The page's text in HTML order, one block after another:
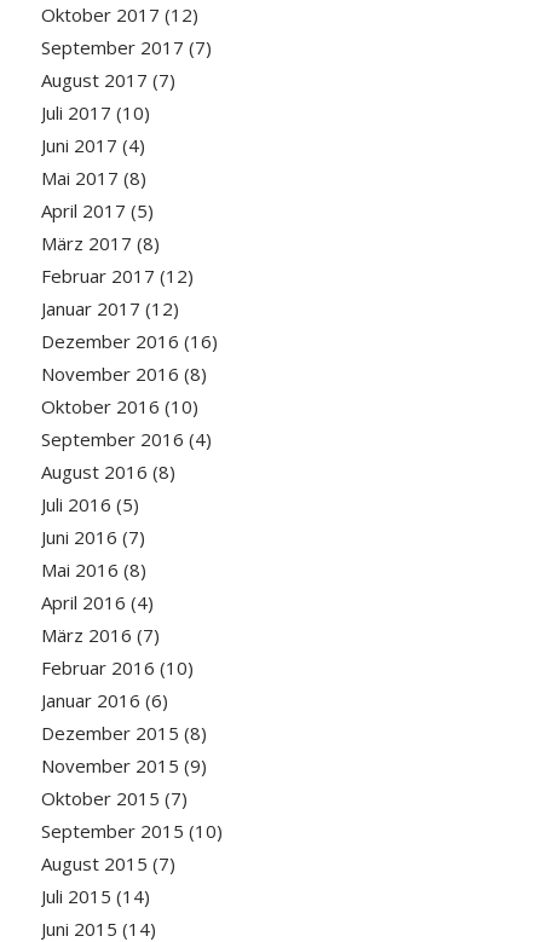
Oktober 2017 (12)
September 2017 (7)
August 2017 (7)
Juli 2017 (10)
Juni 2017 (4)
Mai 2017 (8)
April 2017 (5)
März 2017 (8)
Februar 2017 (12)
Januar 2017 (12)
Dezember 2016 (16)
November 2016 (8)
Oktober 2016 (10)
September 2016 (4)
August 2016 (8)
Juli 2016 (5)
Juni 2016 (7)
Mai 2016 (8)
April 2016 (4)
März 2016 (7)
Februar 2016 (10)
Januar 2016 (6)
Dezember 2015 (8)
November 2015 (9)
Oktober 2015 (7)
September 2015 (10)
August 2015 (7)
Juli 2015 (14)
Juni 2015 (14)